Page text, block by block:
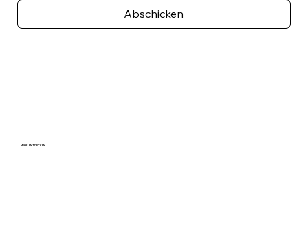
Abschicken
MEHR ENTDECKEN